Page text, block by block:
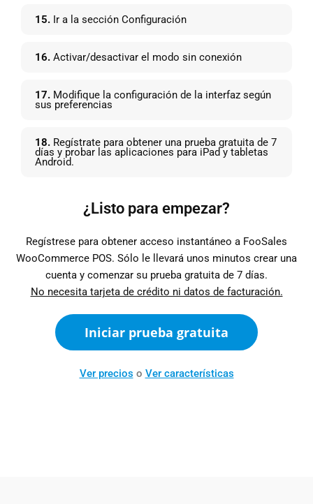
15. Ir a la sección Configuración
16. Activar/desactivar el modo sin conexión
17. Modifique la configuración de la interfaz según
sus preferencias
18. Regístrate para obtener una prueba gratuita de 7
días y probar las aplicaciones para iPad y tabletas
Android.
¿Listo para empezar?
Regístrese para obtener acceso instantáneo a FooSales
WooCommerce POS. Sólo le llevará unos minutos crear una
cuenta y comenzar su prueba gratuita de 7 días.
No necesita tarjeta de crédito ni datos de facturación.
Iniciar prueba gratuita
Ver precios o Ver características